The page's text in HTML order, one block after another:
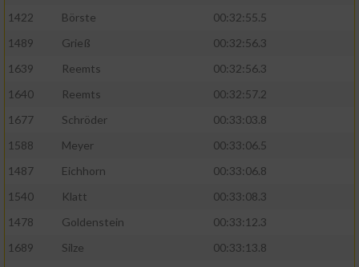
1422
Börste
00:32:55.5
1489
Grieß
00:32:56.3
1639
Reemts
00:32:56.3
1640
Reemts
00:32:57.2
1677
Schröder
00:33:03.8
1588
Meyer
00:33:06.5
1487
Eichhorn
00:33:06.8
1540
Klatt
00:33:08.3
1478
Goldenstein
00:33:12.3
1689
Silze
00:33:13.8